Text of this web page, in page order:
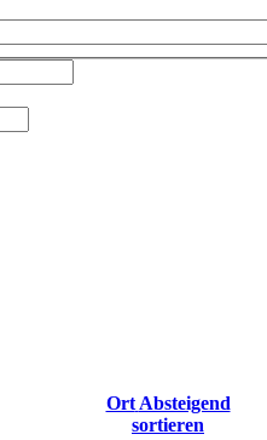
Ort Absteigend
sortieren